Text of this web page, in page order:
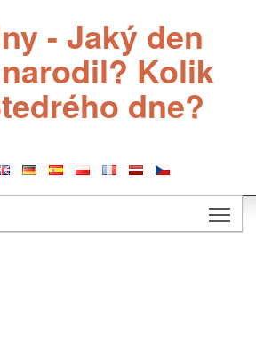
- Jaký den
Kolik
dne?